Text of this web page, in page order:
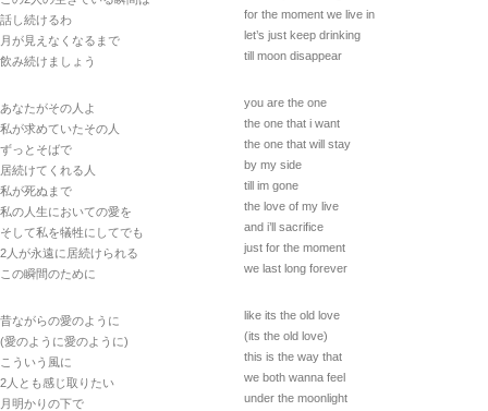
話し続けるわ
月が見えなくなるまで
飲み続けましょう
あなたがその人よ
私が求めていたその人
ずっとそばで
居続けてくれる人
私が死ぬまで
私の人生においての愛を
そして私を犠牲にしてでも
2人が永遠に居続けられる
この瞬間のために
昔ながらの愛のように
(愛のように愛のように)
こういう風に
2人とも感じ取りたい
月明かりの下で
for the moment we live in
let’s just keep drinking
till moon disappear
you are the one
the one that i want
the one that will stay
by my side
till im gone
the love of my live
and i’ll sacrifice
just for the moment
we last long forever
like its the old love
(its the old love)
this is the way that
we both wanna feel
under the moonlight